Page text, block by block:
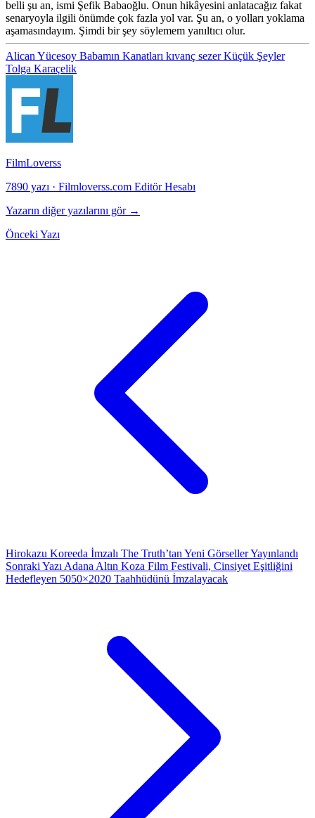
belli şu an, ismi Şefik Babaoğlu. Onun hikâyesini anlatacağız fakat
senaryoyla ilgili önümde çok fazla yol var. Şu an, o yolları yoklama
aşamasındayım. Şimdi bir şey söylemem yanıltıcı olur.
Alican Yücesoy Babamın Kanatları kıvanç sezerKüçük Şeyler
Tolga Karaçelik
FilmLoverss
7890 yazı · Filmloverss.com Editör Hesabı
Yazarın diğer yazılarını gör →
Önceki Yazı
Hirokazu Koreeda İmzalı The Truth’tan Yeni Görseller Yayınlandı
Sonraki Yazı Adana Altın Koza Film Festivali, Cinsiyet Eşitliğini
Hedefleyen 5050×2020 Taahhüdünü İmzalayacak